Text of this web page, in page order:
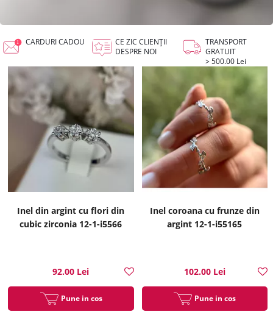
CARDURI CADOU
CE ZIC CLIENȚII
DESPRE NOI
TRANSPORT
GRATUIT
> 500.00 Lei
Inel din argint cu flori din
cubic zirconia 12-1-i5566
92.00 Lei
Pune in cos
Inel coroana cu frunze din
argint 12-1-i55165
102.00 Lei
Pune in cos